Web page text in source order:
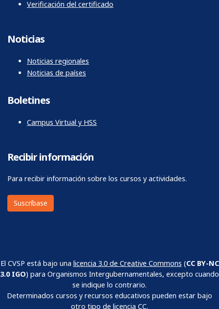
Verificación del certificado
Noticias
Noticias regionales
Noticias de países
Boletines
Campus Virtual y HSS
Recibir información
Para recibir información sobre los cursos y actividades.
Suscríbase
El CVSP está bajo una licencia 3.0 de Creative Commons (CC BY-NC
3.0 IGO) para Organismos Intergubernamentales, excepto cuando
se indique lo contrario.
Determinados cursos y recursos educativos pueden estar bajo
otro tipo de licencia CC.